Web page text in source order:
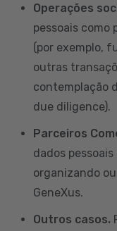
Operações
pessoais como
(por exemplo,
outras
contemplação
due diligence).
Parceiros
dados
organizando
GeneXus.
Outros casos.